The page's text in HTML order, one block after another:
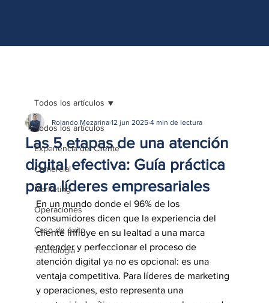
Todos los artículos
Experiencia del Cliente
Comercial
Marketing
Operaciones
Caso de éxito
Tecnología
Todos los artículos
Las 5 etapas de una atención
digital efectiva: Guía práctica
para líderes empresariales
Rolando Mezarina 12 jun 2025 4 min de lectura
En un mundo donde el 96% de los
consumidores dicen que la experiencia del
cliente influye en su lealtad a una marca
entender y perfeccionar el proceso de
atención digital ya no es opcional: es una
ventaja competitiva. Para líderes de marketing
y operaciones, esto representa una